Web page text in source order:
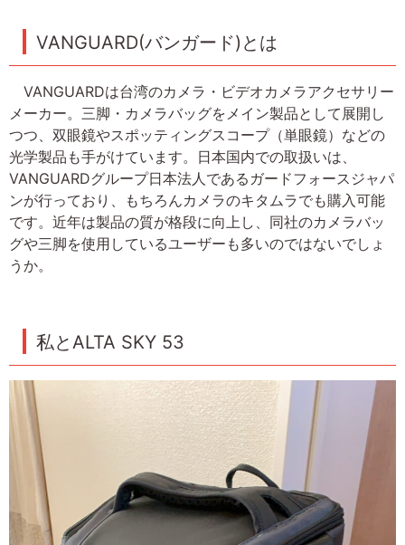
VANGUARD(バンガード)とは
VANGUARDは台湾のカメラ・ビデオカメラアクセサリー
メーカー。三脚・カメラバッグをメイン製品として展開し
つつ、双眼鏡やスポッティングスコープ（単眼鏡）などの
光学製品も手がけています。日本国内での取扱いは、
VANGUARDグループ日本法人であるガードフォースジャパ
ンが行っており、もちろんカメラのキタムラでも購入可能
です。近年は製品の質が格段に向上し、同社のカメラバッ
グや三脚を使用しているユーザーも多いのではないでしょ
うか。
私とALTA SKY 53